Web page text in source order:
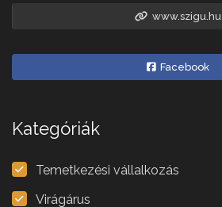
www.szigu.hu
Facebook
Kategóriák
Temetkezési vállalkozás
Virágárus